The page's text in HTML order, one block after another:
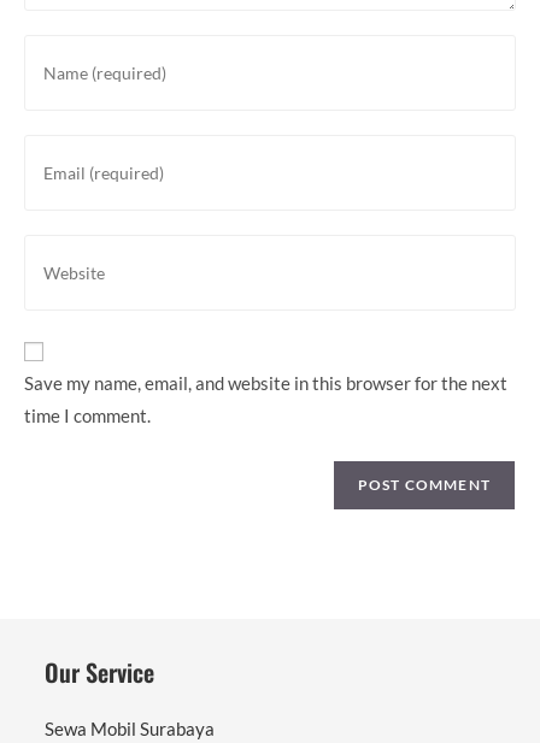
your
username
your
your
URL
Save my name, email, and website in this browser for the next
time I comment.
Our Service
Sewa Mobil Surabaya